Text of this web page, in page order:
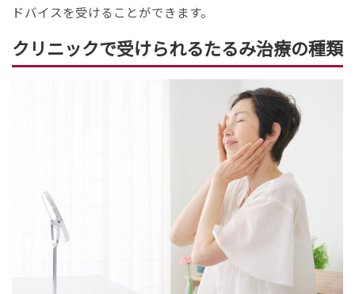
ドバイスを受けることができます。
クリニックで受けられるたるみ治療の種類